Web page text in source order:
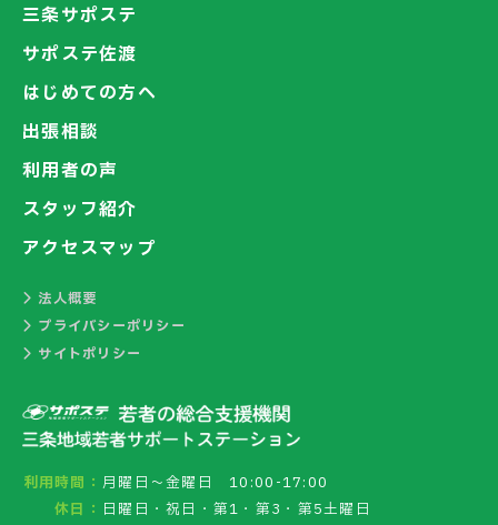
利用時間： 月曜日～金曜日 10:00-17:00
休日： 日曜日・祝日・第1・第3・第5土曜日
三条サポステ
サポステ佐渡
はじめての方へ
出張相談
利用者の声
スタッフ紹介
アクセスマップ
法人概要
プライバシーポリシー
サイトポリシー